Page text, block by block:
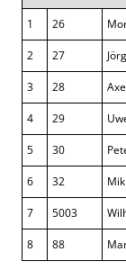
1 26
2 27
3 28
4 29
5 30
6 32
7 5003
8 88